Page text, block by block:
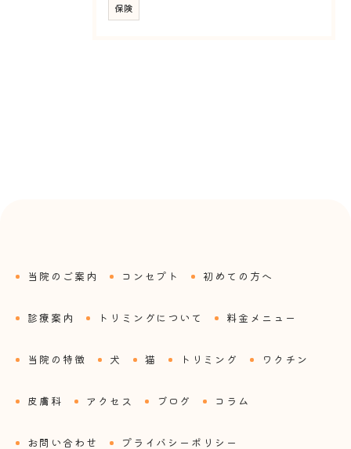
保険
当院のご案内 コンセプト 初めての方へ
診療案内 トリミングについて 料金メニュー
当院の特徴 犬 猫 トリミング ワクチン
皮膚科 アクセス ブログ コラム
お問い合わせ プライバシーポリシー